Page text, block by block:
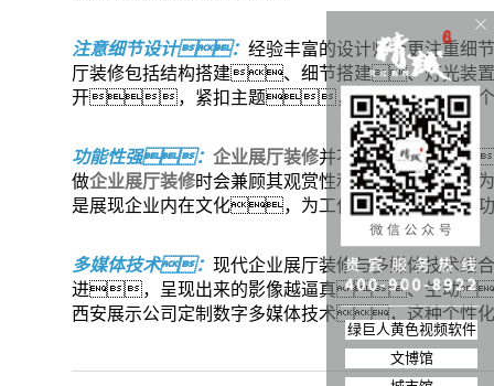
注意细节设计： 经验丰富的设计师会更注重
厅装修包括结构搭建、细节搭建、灯光装
开，紧扣主题，这样才能保证整
功能性强： 企业展厅装修并不是只要美观就
做企业展厅装修时会兼顾其观赏性和功能性，
是展现企业内在文化，为工作人员提供服务
多媒体技术： 现代企业展厅装修与多媒体技术
进，呈现出来的影像越逼真、生动
西安展示公司定制数字多媒体技术，这种个性
绿巨人黄色视频软件
文博馆